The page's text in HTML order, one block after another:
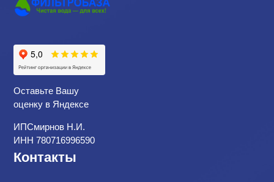
Оставьте Вашу
оценку в Яндексе
ИПСмирнов Н.И.
ИНН 780716996590
Контакты